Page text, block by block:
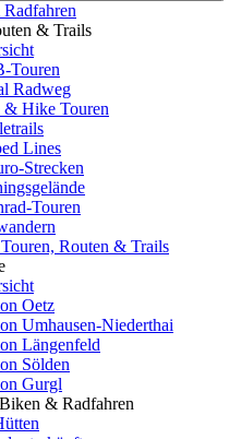
& Trails
Touren
Radweg
& Hike Touren
Lines
Strecken
Touren
Routen & Trails
Oetz
Umhausen-Niederthai
Längenfeld
Sölden
Gurgl
& Radfahren